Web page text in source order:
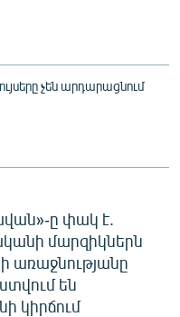
չեն արդարացնում
ը փակ է.
մարզիկներն
առաջնությանը
են
կիրճում